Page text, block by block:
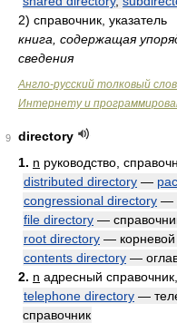
2) справочник, указатель
книга, содержащая
сведения
Англо-русский толковый
Интернету и
9
directory
1. n руководство,
distributed directory —
congressional directory —
file directory —
root directory — корневой
contents directory —
2. n адресный
telephone directory —
справочник